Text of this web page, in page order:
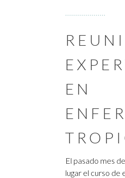
EN
El pasado mes
lugar el curso de